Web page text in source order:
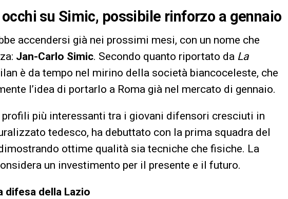
su Simic, possibile rinforzo a gennaio
accendersi già nei prossimi mesi, con un nome che
Jan-Carlo Simic. Secondo quanto riportato da La
è da tempo nel mirino della società biancoceleste, che
l’idea di portarlo a Roma già nel mercato di gennaio.
profili più interessanti tra i giovani difensori cresciuti in
tedesco, ha debuttato con la prima squadra del
ottime qualità sia tecniche che fisiche. La
un investimento per il presente e il futuro.
difesa della Lazio